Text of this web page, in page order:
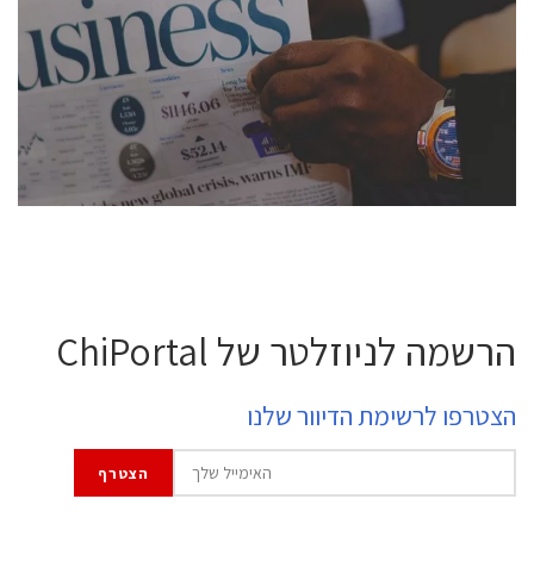
conference is intended for everyone involved in the
semiconductor industry, including engineers,
professional experts, and senior executives.
לחץ לפרטים
הרשמה לניוזלטר של ChiPortal
הצטרפו לרשימת הדיוור שלנו